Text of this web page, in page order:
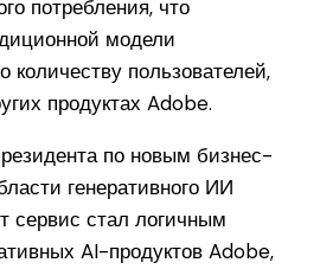
потребления, что
модели
количеству пользователей,
продуктах Adobe.
по новым бизнес-
генеративного ИИ
сервис стал логичным
AI-продуктов Adobe,